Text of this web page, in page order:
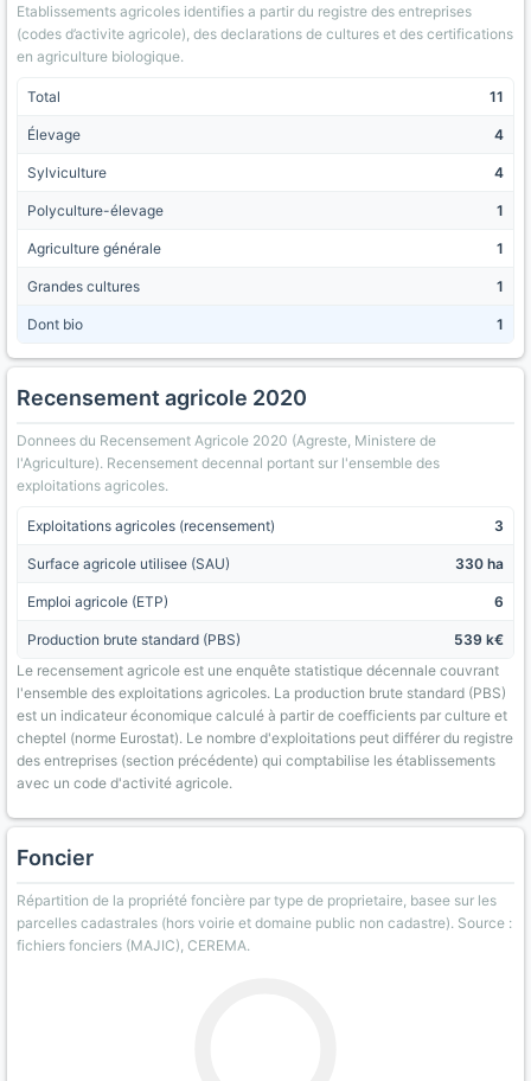
Etablissements agricoles identifies a partir du registre des entreprises
(codes d’activite agricole), des declarations de cultures et des certifications
en agriculture biologique.
Total 11
Élevage 4
Sylviculture 4
Polyculture-élevage 1
Agriculture générale 1
Grandes cultures 1
Dont bio 1
Recensement agricole 2020
Donnees du Recensement Agricole 2020 (Agreste, Ministere de
l'Agriculture). Recensement decennal portant sur l'ensemble des
exploitations agricoles.
Exploitations agricoles (recensement) 3
Surface agricole utilisee (SAU) 330 ha
Emploi agricole (ETP) 6
Production brute standard (PBS)
539 k€
Le recensement agricole est une enquête statistique décennale couvrant
l'ensemble des exploitations agricoles. La production brute standard (PBS)
est un indicateur économique calculé à partir de coefficients par culture et
cheptel (norme Eurostat). Le nombre d'exploitations peut différer du registre
des entreprises (section précédente) qui comptabilise les établissements
avec un code d'activité agricole.
Foncier
Répartition de la propriété foncière par type de proprietaire, basee sur les
parcelles cadastrales (hors voirie et domaine public non cadastre). Source :
fichiers fonciers (MAJIC), CEREMA.